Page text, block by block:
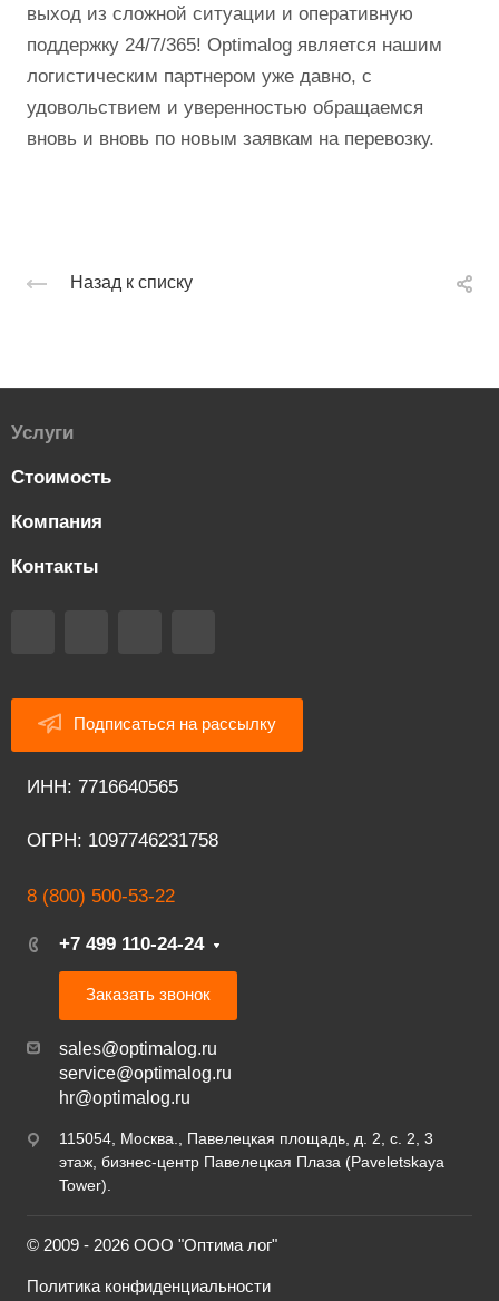
выход из сложной ситуации и оперативную
поддержку 24/7/365! Optimalog является нашим
логистическим партнером уже давно, с
удовольствием и уверенностью обращаемся
вновь и вновь по новым заявкам на перевозку.
Назад к списку
Услуги
Стоимость
Компания
Контакты
Подписаться на рассылку
ИНН: 7716640565
ОГРН: 1097746231758
8 (800) 500-53-22
+7 499 110-24-24
Заказать звонок
sales@optimalog.ru
service@optimalog.ru
hr@optimalog.ru
115054, Москва., Павелецкая площадь, д. 2, с. 2, 3
этаж, бизнес-центр Павелецкая Плаза (Paveletskaya
Tower).
© 2009 - 2026 ООО "Оптима лог"
Политика конфиденциальности